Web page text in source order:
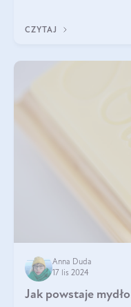
CZYTAJ
Anna Duda
17 lis 2024
Jak powstaje